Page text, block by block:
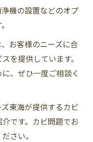
機の設置などのオプ
お客様のニーズに合
を提供しています。
、ぜひ一度ご相談く
東海が提供するカビ
です。カビ問題でお
さい。